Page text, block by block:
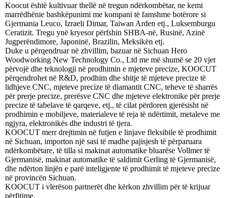
Koocut është kultivuar thellë në tregun ndërkombëtar, ne kemi
marrëdhënie bashkëpunimi me kompani të famshme botërore si
Gjermania Leuco, Izraeli Dimar, Taiwan Arden etj., Luksemburgu
Ceratizit. Tregu ynë kryesor përfshin SHBA-në, Rusinë, Azinë
Jugperëndimore, Japoninë, Brazilin, Meksikën etj.
Duke u përqendruar në zhvillim, bazuar në Sichuan Hero
Woodworking New Technology Co., Ltd me më shumë se 20 vjet
përvojë dhe teknologji në prodhimin e mjeteve precize, KOOCUT
përqendrohet në R&D, prodhim dhe shitje të mjeteve precize të
lidhjeve CNC, mjeteve precize të diamantit CNC, teheve të sharrës
për prerje precize, prerësve CNC dhe mjeteve elektronike për prerje
precize të tabelave të qarqeve, etj., të cilat përdoren gjerësisht në
prodhimin e mobiljeve, materialeve të reja të ndërtimit, metaleve me
ngjyra, elektronikës dhe industri të tjera.
KOOCUT merr drejtimin në futjen e linjave fleksibile të prodhimit
në Sichuan, importon një sasi të madhe pajisjesh të përparuara
ndërkombëtare, të tilla si makinat automatike bluarëse Vollmer të
Gjermanisë, makinat automatike të saldimit Gerling të Gjermanisë,
dhe ndërton linjën e parë inteligjente të prodhimit të mjeteve precize
në provincën Sichuan.
KOOCUT i vlerëson partnerët dhe kërkon zhvillim për të krijuar
përfitime.